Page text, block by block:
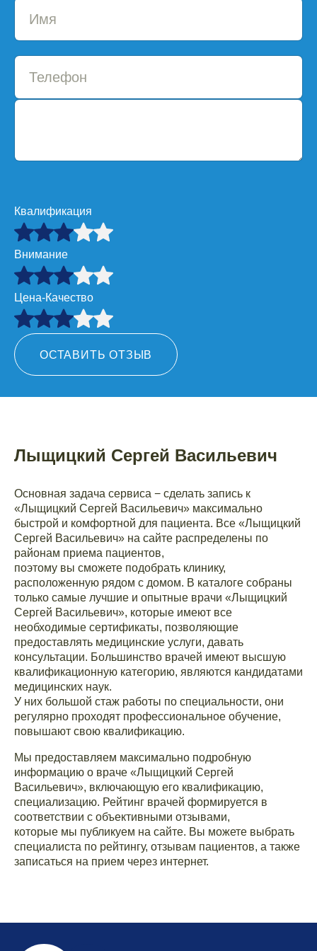
Квалификация
Внимание
Цена-Качество
ОСТАВИТЬ ОТЗЫВ
Лыщицкий Сергей Васильевич
Основная задача сервиса − сделать запись к
«Лыщицкий Сергей Васильевич» максимально
быстрой и комфортной для пациента. Все «Лыщицкий
Сергей Васильевич» на сайте распределены по
районам приема пациентов,
поэтому вы сможете подобрать клинику,
расположенную рядом с домом. В каталоге собраны
только самые лучшие и опытные врачи «Лыщицкий
Сергей Васильевич», которые имеют все
необходимые сертификаты, позволяющие
предоставлять медицинские услуги, давать
консультации. Большинство врачей имеют высшую
квалификационную категорию, являются кандидатами
медицинских наук.
У них большой стаж работы по специальности, они
регулярно проходят профессиональное обучение,
повышают свою квалификацию.
Мы предоставляем максимально подробную
информацию о враче «Лыщицкий Сергей
Васильевич», включающую его квалификацию,
специализацию. Рейтинг врачей формируется в
соответствии с объективными отзывами,
которые мы публикуем на сайте. Вы можете выбрать
специалиста по рейтингу, отзывам пациентов, а также
записаться на прием через интернет.